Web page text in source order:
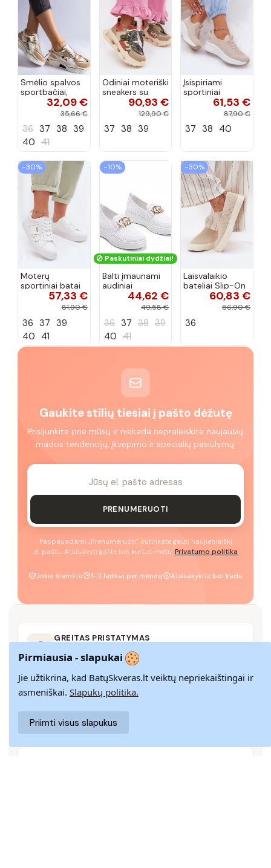
Smėlio spalvos
sportbačiai,
dekoruoti Valdez
cirkonio virvele
32,09 €
35,66 €
36 37 38 39
40 41
Odiniai moteriški
sneakers su
platforma D&A
CR61-3133
90,93 €
129,90 €
37 38 39
Įsispiriami
sportiniai
bateliai Kobbo
102425 smėlio
61,53 €
87,90 €
37 38 40
−30%
Moterų
sportiniai batai
su ažūro
elementais Big
baltos spalvos
57,33 €
81,90 €
36 37 39
40 41
−10%
Paskutiniai dydžiai!
Balti įmaunami
audiniai
sportbačiai su
44,62 €
49,58 €
36 37 38 39
40 41
−30%
Laisvalaikio
bateliai Slip-On
Big Star
RR274721 smėlio
60,83 €
86,90 €
36
Gaukite stilių tiesiai į pašto dėžutę
Prisijunkite prie mūsų ir niekada nepraleiskite naujausių
mados tendencijų, įkvėpimo ir specialių pasiūlymų.
PRENUMERUOTI
Paspausdami „Prenumeruoti" sutinkate gauti naujienlaiškį
el. paštu. Atsisakyti galite bet kuriuo metu. Privatumo politika
Jokio šlamšto 1–2 laiškai per mėnesį Atsisakykite bet kada
GREITAS PRISTATYMAS
14 DIENŲ GRĄŽINIMAS
Paprastas grąžinimas paštomatais su pinigų
grąžinimo garantija
Pirmiausia - slapukai
Jie užtikrina, kad BatųSkveras.lt veiktų nepriekaištingai ir
asmeniškai. Slapukų politika.
Priimti visus slapukus